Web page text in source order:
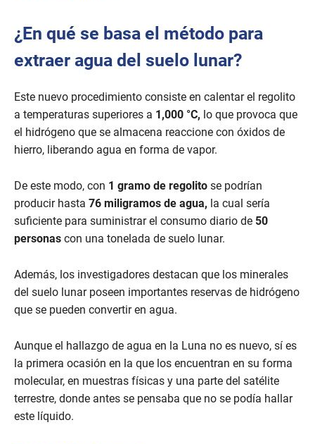
¿En qué se basa el método para
extraer agua del suelo lunar?
Este nuevo procedimiento consiste en calentar el regolito
a temperaturas superiores a 1,000 °C, lo que provoca que
el hidrógeno que se almacena reaccione con óxidos de
hierro, liberando agua en forma de vapor.
De este modo, con 1 gramo de regolito se podrían
producir hasta 76 miligramos de agua, la cual sería
suficiente para suministrar el consumo diario de 50
personas con una tonelada de suelo lunar.
Además, los investigadores destacan que los minerales
del suelo lunar poseen importantes reservas de hidrógeno
que se pueden convertir en agua.
Aunque el hallazgo de agua en la Luna no es nuevo, sí es
la primera ocasión en la que los encuentran en su forma
molecular, en muestras físicas y una parte del satélite
terrestre, donde antes se pensaba que no se podía hallar
este líquido.